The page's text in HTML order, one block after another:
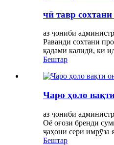
чӣ тавр
аз ҷониби
Раванди сохтани
қадами калидӣ, ки
Бештар
Чаро ҳоло
аз ҷониби
Оё оғози бренди
ҷаҳони сери имрӯза
Бештар